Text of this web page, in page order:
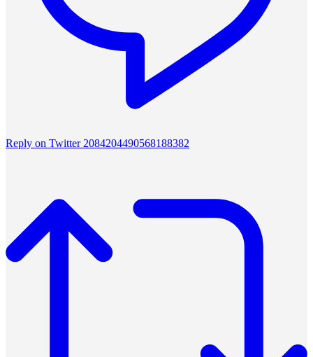
Reply on Twitter 2084204490568188382